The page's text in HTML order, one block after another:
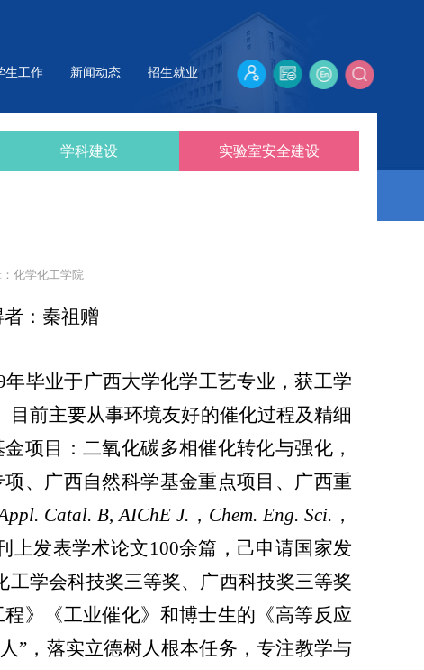
生工作 新闻动态 招生就业
学科建设 实验室安全建设
化学化工学院
：秦祖赠
年毕业于广西大学化学工艺专业，获工学
目前主要从事环境友好的催化过程及精细
项目：二氧化碳多相催化转化与强化，
、广西自然科学基金重点项目、广西重
Catal. B, AIChE J. ， Chem. Eng. Sci. ，
上发表学术论文100余篇，己申请国家发
工学会科技奖三等奖、 广西科技奖三等奖
》
《工业催化》和博士生的《高等反应
”，落实立德树人根本任务，专注教学与